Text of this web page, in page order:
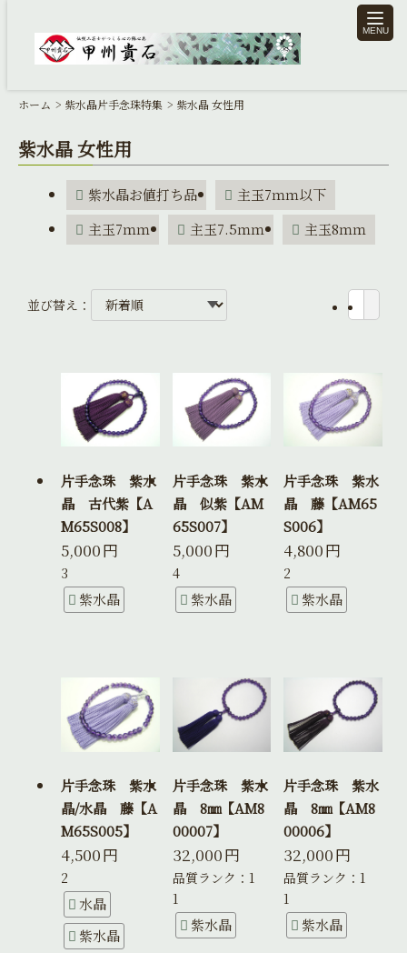
toggle
ホーム 紫水晶片手念珠特集 紫水晶 女性用
紫水晶 女性用
紫水晶お値打ち品
主玉7ｍｍ以下
主玉7ｍｍ
主玉7.5ｍｍ 主玉8ｍｍ
並び替え：
片手念珠 紫水
晶 古代紫【A
M65S008】
5,000円
3
紫水晶
片手念珠 紫水
晶 似紫【AM
65S007】
5,000円
4
紫水晶
片手念珠 紫水
晶 藤【AM65
S006】
4,800円
2
紫水晶
片手念珠 紫水
晶/水晶 藤【A
M65S005】
4,500円
2
水晶
紫水晶
片手念珠 紫水
晶 8㎜【AM8
00007】
32,000円
品質ランク：1
1
紫水晶
片手念珠 紫水
晶 8㎜【AM8
00006】
32,000円
品質ランク：1
1
紫水晶